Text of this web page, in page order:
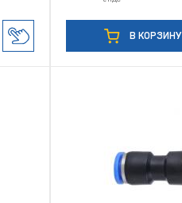
В КОРЗИНУ